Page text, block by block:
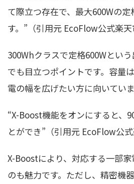
て際立つ存在で、最大600Wの定
す。”（引用元 EcoFlow公式楽天
300Whクラスで定格600Wとい
でも目立つポイントです。容量
電の幅を広げたい方に向いていま
“X-Boost機能をオンにすると、
とができ”（引用元 EcoFlow公式
X-Boostにより、対応する一部
のも魅力です。ただし、精密機